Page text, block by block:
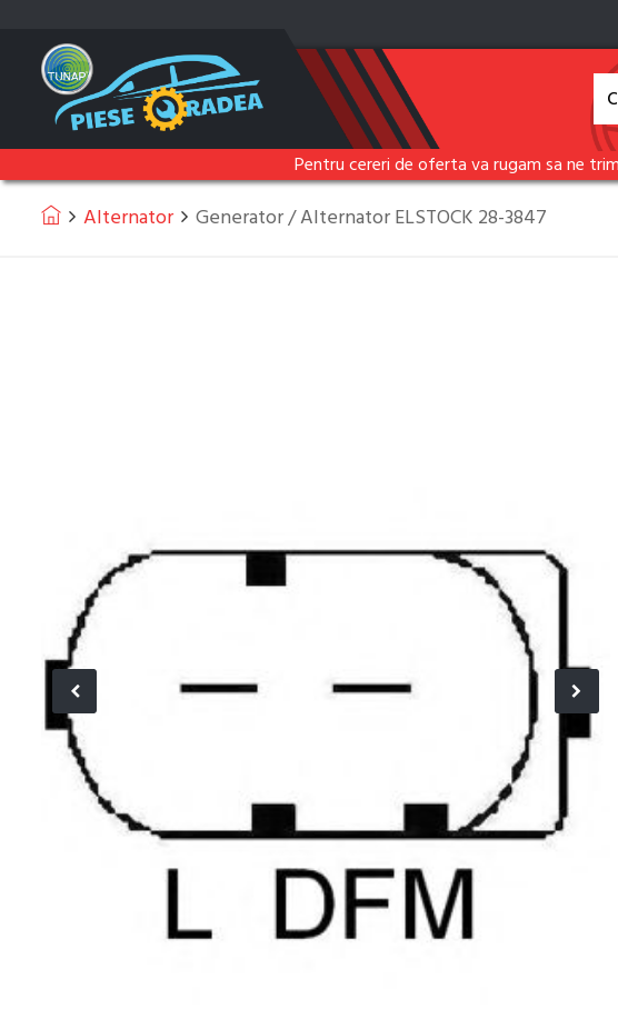
Pentru cereri de oferta va rugam sa ne
Alternator Generator / Alternator ELSTOCK 28-3847